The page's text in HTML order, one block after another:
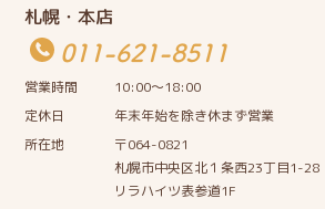
札幌・本店
011-621-8511
営業時間
10:00〜18:00
定休日
年末年始を除き休まず営業
所在地
〒064-0821
札幌市中央区北１条西23丁目1-28
リラハイツ表参道1F